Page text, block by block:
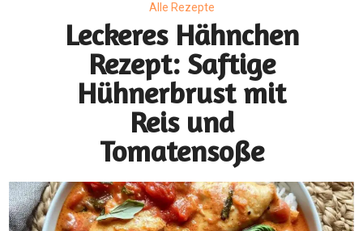
Alle Rezepte
Leckeres Hähnchen
Rezept: Saftige
Hühnerbrust mit
Reis und
Tomatensoße